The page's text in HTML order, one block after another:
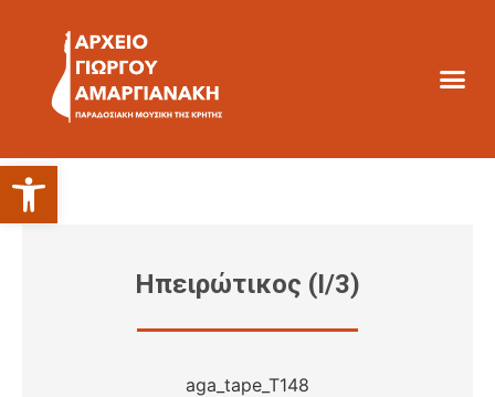
Ανοίξτε τη γραμμή εργαλείων
Ηπειρώτικος (Ι/3)
aga_tape_T148